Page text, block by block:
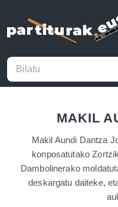
MAKIL
Makil Aundi Dantza
konposatutako
Dambolinerako
deskargatu daiteke,